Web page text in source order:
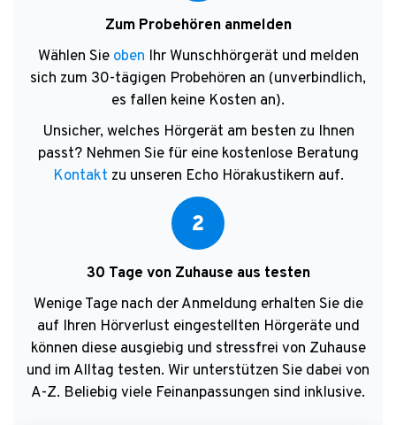
Zum Probehören anmelden
Wählen Sie oben Ihr Wunschhörgerät und melden
sich zum 30-tägigen Probehören an (unverbindlich,
es fallen keine Kosten an).
Unsicher, welches Hörgerät am besten zu Ihnen
passt? Nehmen Sie für eine kostenlose Beratung
Kontakt zu unseren Echo Hörakustikern auf.
2
30 Tage von Zuhause aus testen
Wenige Tage nach der Anmeldung erhalten Sie die
auf Ihren Hörverlust eingestellten Hörgeräte und
können diese ausgiebig und stressfrei von Zuhause
und im Alltag testen. Wir unterstützen Sie dabei von
A-Z. Beliebig viele Feinanpassungen sind inklusive.